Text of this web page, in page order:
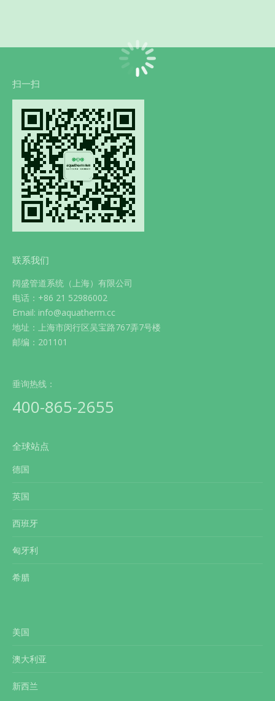
扫一扫
联系我们
阔盛管道系统（上海）有限公司
电话：+86 21 52986002
Email: info@aquatherm.cc
地址：上海市闵行区吴宝路767弄7号楼
邮编：201101
垂询热线：
400-865-2655
全球站点
德国
英国
西班牙
匈牙利
希腊
美国
澳大利亚
新西兰